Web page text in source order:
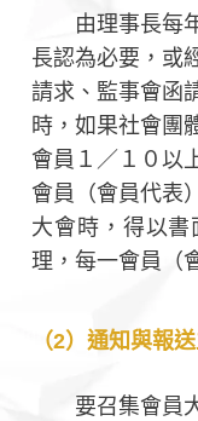
由理事長每
長認為必要，或
請求、監事會函
時，如果社會團
會員１／１０以
會員（會員代表
大會時，得以
理，每一會員（
（2）通知與報
要召集會員